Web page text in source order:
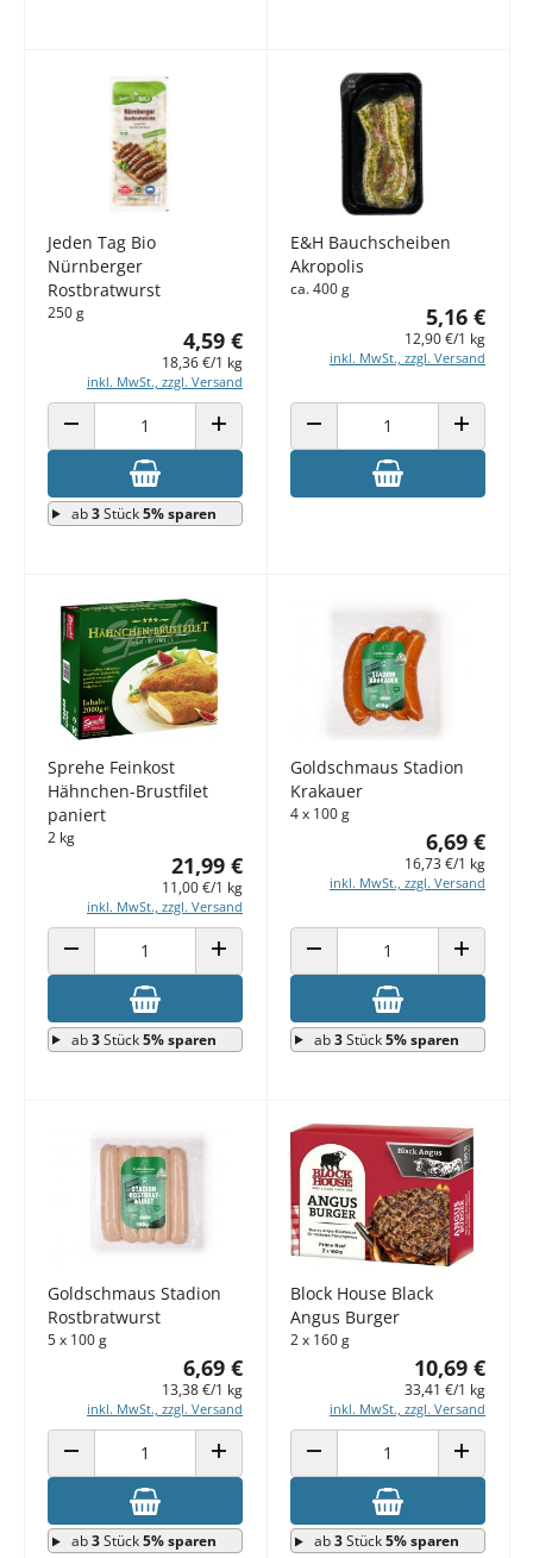
Jeden Tag Bio
Nürnberger
Rostbratwurst
250 g
4,59 €
18,36 €/1 kg
inkl. MwSt., zzgl. Versand
ANZAHL VERRINGERN ANZAHL ERHÖHEN
ab3Stück5% sparen
E&H Bauchscheiben
Akropolis
ca. 400 g
5,16 €
12,90 €/1 kg
inkl. MwSt., zzgl. Versand
ANZAHL VERRINGERN ANZAHL
Sprehe Feinkost
Hähnchen-Brustfilet
paniert
2 kg
21,99 €
11,00 €/1 kg
inkl. MwSt., zzgl. Versand
ANZAHL VERRINGERN ANZAHL ERHÖHEN
ab3Stück5% sparen
Goldschmaus Stadion
Krakauer
4 x 100 g
6,69 €
16,73 €/1 kg
inkl. MwSt., zzgl. Versand
ANZAHL VERRINGERN ANZAHL
ab3Stück5% sparen
Goldschmaus Stadion
Rostbratwurst
5 x 100 g
6,69 €
13,38 €/1 kg
inkl. MwSt., zzgl. Versand
ANZAHL VERRINGERN ANZAHL ERHÖHEN
ab3Stück5% sparen
Block House Black
Angus Burger
2 x 160 g
10,69 €
33,41 €/1 kg
inkl. MwSt., zzgl. Versand
ANZAHL VERRINGERN ANZAHL
ab3Stück5% sparen